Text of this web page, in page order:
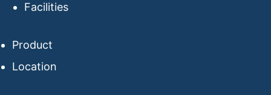
Facilities
Product
Location